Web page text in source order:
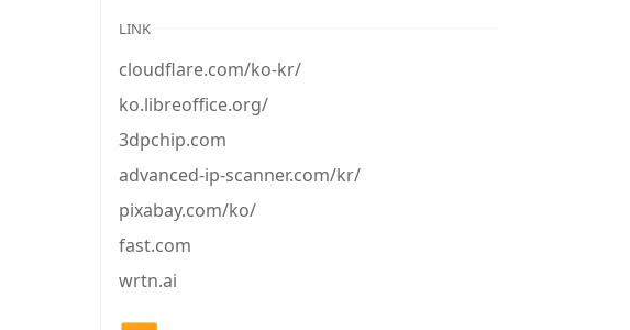
LINK
cloudflare.com/ko-kr/
ko.libreoffice.org/
3dpchip.com
advanced-ip-scanner.com/kr/
pixabay.com/ko/
fast.com
wrtn.ai